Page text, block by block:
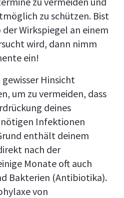
zu schützen. Bist
Wirkspiegel an einem
wird, dann nimm
ein!
Hinsicht
um zu vermeiden, dass
deines
Infektionen
enthält deinem
nach der
Monate oft auch
Bakterien (Antibiotika).
von